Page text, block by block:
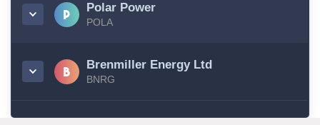
Polar Power
POLA
Brenmiller Energy Ltd
BNRG